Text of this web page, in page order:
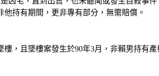
持有期間，更非專有部分，無需賠償。
，且墜樓案發生於90年3月，非賴男持有